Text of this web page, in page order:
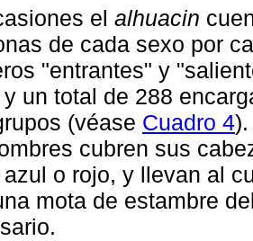
el alhuacin
de cada sexo por
"entrantes" y
un total de 288
(véase Cuadro 4
cubren sus
o rojo, y llevan al
mota de estambre